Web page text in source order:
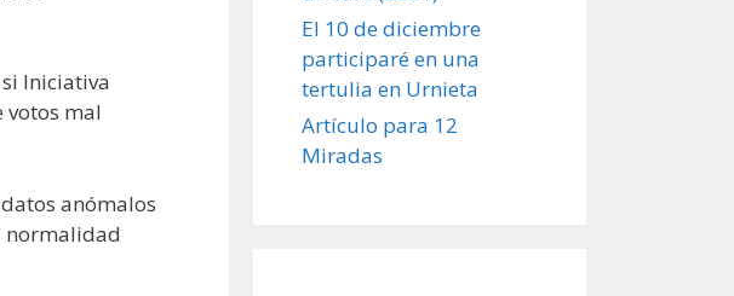
Iniciativa
votos mal
anómalos
normalidad
El 10 de diciembre
participaré en una
tertulia en Urnieta
Artículo para 12
Miradas